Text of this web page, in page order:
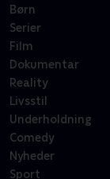
Børn
Serier
Film
Dokumentar
Reality
Livsstil
Underholdning
Comedy
Nyheder
Sport